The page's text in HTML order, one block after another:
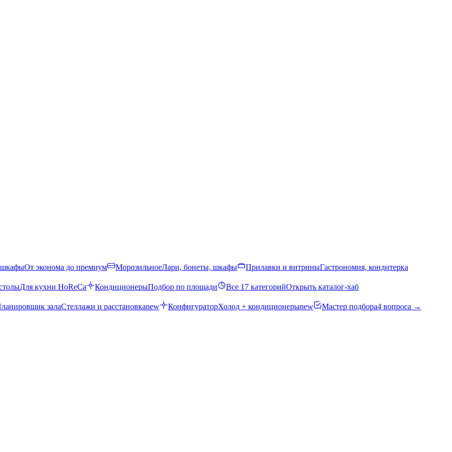
шкафыОт эконома до премиум МорозильноеЛари, бонеты, шкафы Прилавки и витриныГастрономия, кондитерка
Для кухни HoReCa КондиционерыПодбор по площади Все 17 категорийОткрыть каталог-хаб
залаСтеллажи и расстановкаnew КонфигураторХолод + кондиционерыnew Мастер подбора4 вопроса →